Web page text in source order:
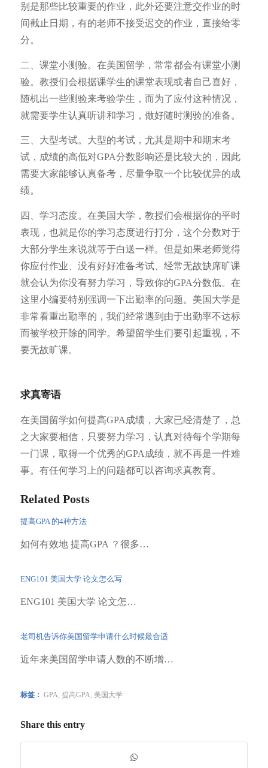
别是那些比较重要的作业，此外还要注意交作业的时
间截止日期，有的老师不接受迟交的作业，直接给零
分。
二、课堂小测验。在美国留学，常常都会有课堂小测
验。教授们会根据课学生的课堂表现或者自己喜好，
随机出一些测验来考验学生，而为了应付这种情况，
就需要学生认真听讲和学习，做好随时测验的准备。
三、大型考试。大型的考试，尤其是期中和期末考
试，成绩的高低对GPA分数影响还是比较大的，因此
需要大家能够认真备考，尽量争取一个比较优异的成
绩。
四、学习态度。在美国大学，教授们会根据你的平时
表现，也就是你的学习态度进行打分，这个分数对于
大部分学生来说就等于白送一样。但是如果老师觉得
你应付作业、没有好好准备考试、经常无故缺席旷课
就会认为你没有努力学习，导致你的GPA分数低。在
这里小编要特别强调一下出勤率的问题。美国大学是
非常看重出勤率的，我们经常遇到由于出勤率不达标
而被学校开除的同学。希望留学生们要引起重视，不
要无故旷课。
求真寄语
在美国留学如何提高GPA成绩，大家已经清楚了，总
之大家要相信，只要努力学习，认真对待每个学期每
一门课，取得一个优秀的GPA成绩，就不再是一件难
事。有任何学习上的问题都可以咨询求真教育。
Related Posts
提高GPA 的4种方法
如何有效地 提高GPA ？很多…
ENG101 美国大学 论文怎么写
ENG101 美国大学 论文怎…
老司机告诉你美国留学申请什么时候最合适
近年来美国留学申请人数的不断增…
标签： GPA 提高GPA 美国大学
Share this entry